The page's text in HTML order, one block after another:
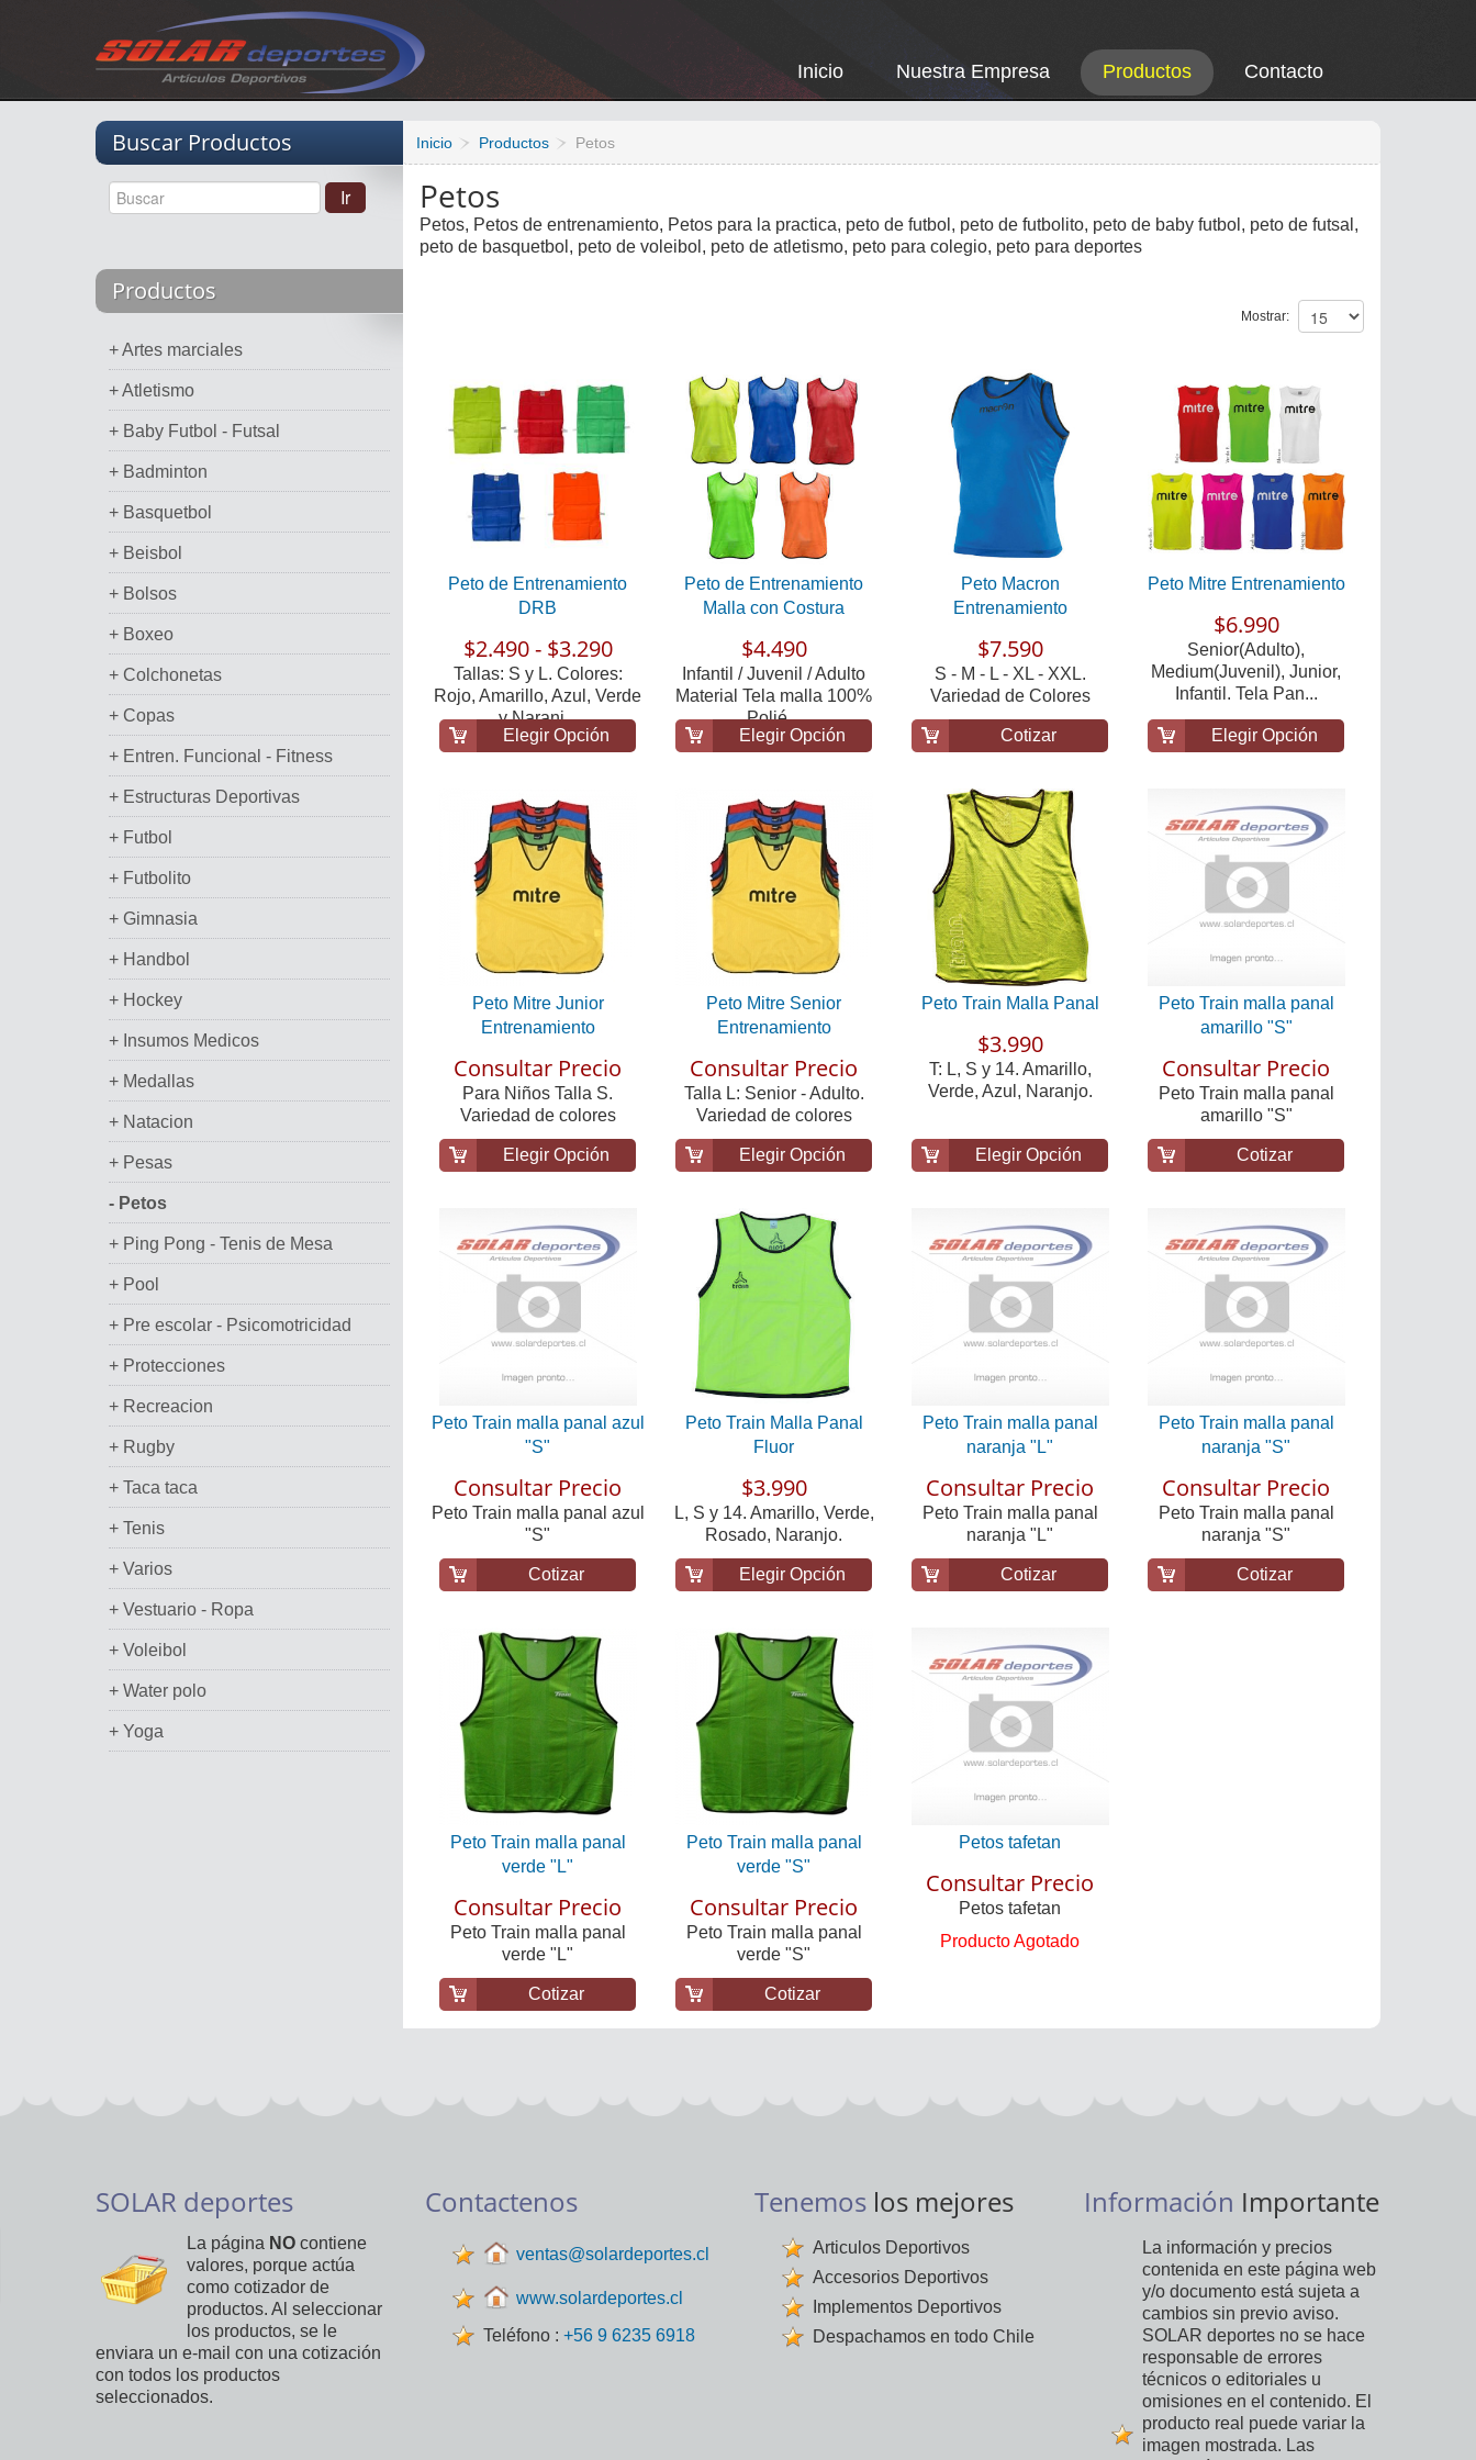
Inicio Nuestra Empresa Productos Contacto
Buscar Productos
Productos
+ Artes marciales
+ Atletismo
+ Baby Futbol - Futsal
+ Badminton
+ Basquetbol
+ Beisbol
+ Bolsos
+ Boxeo
+ Colchonetas
+ Copas
+ Entren. Funcional - Fitness
+ Estructuras Deportivas
+ Futbol
+ Futbolito
+ Gimnasia
+ Handbol
+ Hockey
+ Insumos Medicos
+ Medallas
+ Natacion
+ Pesas
- Petos
+ Ping Pong - Tenis de Mesa
+ Pool
+ Pre escolar - Psicomotricidad
+ Protecciones
+ Recreacion
+ Rugby
+ Taca taca
+ Tenis
+ Varios
+ Vestuario - Ropa
+ Voleibol
+ Water polo
+ Yoga
Inicio Productos Petos
Petos
Petos, Petos de entrenamiento, Petos para la practica, peto de futbol, peto de futbolito, peto de baby futbol, peto de futsal,
peto de basquetbol, peto de voleibol, peto de atletismo, peto para colegio, peto para deportes
Mostrar:
Peto de Entrenamiento
DRB
$2.490 - $3.290
Tallas: S y L. Colores:
Rojo, Amarillo, Azul, Verde
y Naranj...
Elegir Opción
Peto de Entrenamiento
Malla con Costura
$4.490
Infantil / Juvenil / Adulto
Material Tela malla 100%
Polié...
Elegir Opción
Peto Macron
Entrenamiento
$7.590
S - M - L - XL - XXL.
Variedad de Colores
Cotizar
Peto Mitre Entrenamiento
$6.990
Senior(Adulto),
Medium(Juvenil), Junior,
Infantil. Tela Pan...
Elegir Opción
Peto Mitre Junior
Entrenamiento
Consultar Precio
Para Niños Talla S.
Variedad de colores
Elegir Opción
Peto Mitre Senior
Entrenamiento
Consultar Precio
Talla L: Senior - Adulto.
Variedad de colores
Elegir Opción
Peto Train Malla Panal
$3.990
T: L, S y 14. Amarillo,
Verde, Azul, Naranjo.
Elegir Opción
Peto Train malla panal
amarillo "S"
Consultar Precio
Peto Train malla panal
amarillo "S"
Cotizar
Peto Train malla panal azul
"S"
Consultar Precio
Peto Train malla panal azul
"S"
Cotizar
Peto Train Malla Panal
Fluor
$3.990
L, S y 14. Amarillo, Verde,
Rosado, Naranjo.
Elegir Opción
Peto Train malla panal
naranja "L"
Consultar Precio
Peto Train malla panal
naranja "L"
Cotizar
Peto Train malla panal
naranja "S"
Consultar Precio
Peto Train malla panal
naranja "S"
Cotizar
Peto Train malla panal
verde "L"
Consultar Precio
Peto Train malla panal
verde "L"
Cotizar
Peto Train malla panal
verde "S"
Consultar Precio
Peto Train malla panal
verde "S"
Cotizar
Petos tafetan
Consultar Precio
Petos tafetan
Producto Agotado
SOLAR deportes
La página NO contiene
valores, porque actúa
como cotizador de
productos. Al seleccionar
los productos, se le
enviara un e-mail con una cotización
con todos los productos
seleccionados.
Contactenos
ventas@solardeportes.cl
www.solardeportes.cl
Teléfono : +56 9 6235 6918
Tenemos los mejores
Articulos Deportivos
Accesorios Deportivos
Implementos Deportivos
Despachamos en todo Chile
Información Importante
La información y precios
contenida en este página web
y/o documento está sujeta a
cambios sin previo aviso.
SOLAR deportes no se hace
responsable de errores
técnicos o editoriales u
omisiones en el contenido. El
producto real puede variar la
imagen mostrada. Las